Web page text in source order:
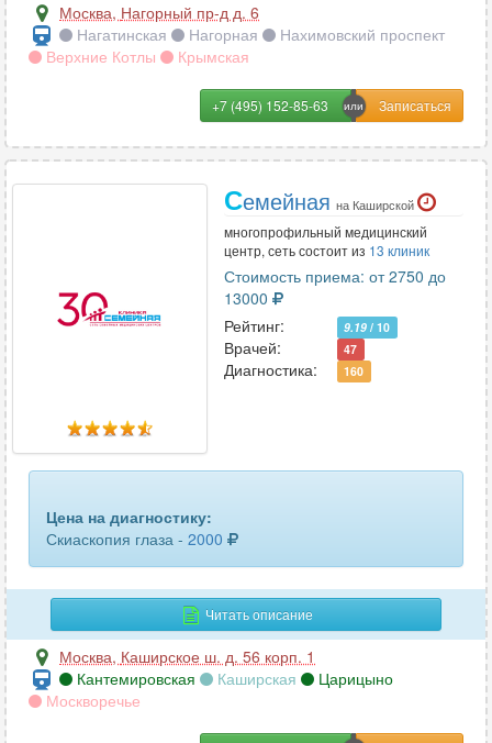
Москва, Нагорный пр-д д. 6
Нагатинская
Нагорная
Нахимовский проспект
Верхние Котлы
Крымская
+7 (495) 152-85-63
Семейная на Каширской
многопрофильный медицинский
центр, сеть состоит из 13 клиник
Стоимость приема: от 2750 до
13000
Рейтинг:
9.19 / 10
Врачей: 47
Диагностика: 160
Цена на диагностику:
Скиаскопия глаза - 2000
Читать описание
Москва, Каширское ш. д. 56 корп. 1
Кантемировская
Каширская
Царицыно
Москворечье